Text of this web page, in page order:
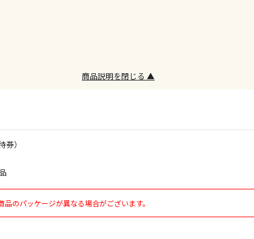
設置工事代
商品説明を閉じる ▲
）
のパッケージが異なる場合がございます。